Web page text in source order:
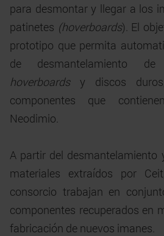
para desmontar y llegar a los
patinetes (hoverboards). El
prototipo que permita
de desmantelamiento
hoverboardsy discos
componentes que
Neodimio.
A partir del desmantelamiento
materiales extraídos por
consorcio trabajan en
componentes recuperados en
fabricación de nuevos imanes.